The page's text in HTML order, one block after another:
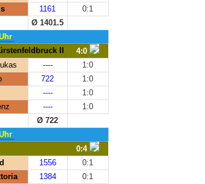
1161
0:1
Ø 1401.5
II
4:0
----
1:0
722
1:0
----
1:0
----
1:0
Ø 722
0:4
1556
0:1
1384
0:1